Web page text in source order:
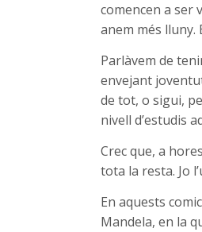
comencen a ser
anem més lluny.
Parlàvem de
envejant
de tot, o sigui,
nivell d’estudis
Crec que, a
tota la resta. Jo
En aquests
Mandela, en la